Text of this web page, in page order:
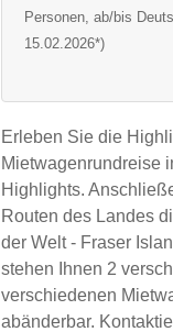
Personen, ab/bis
15.02.2026*)
Erleben Sie die
Mietwagenrundreise
Highlights.
Routen des Landes
der Welt - Fraser
stehen Ihnen 2
verschiedenen
abänderbar.